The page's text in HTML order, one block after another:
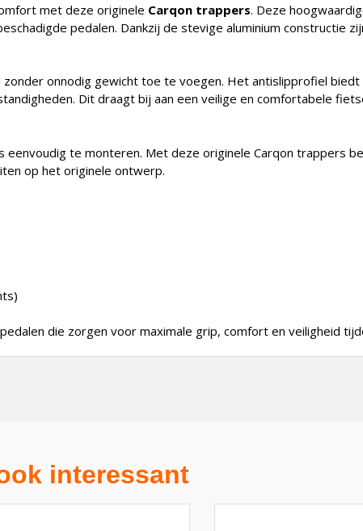
met deze originele Carqon trappers. Deze
pedalen. Dankzij de stevige aluminium constructie
onnodig gewicht toe te voegen. Het antislipprofiel
Dit draagt bij aan een veilige en comfortabele
te monteren. Met deze originele Carqon trappers
op het originele ontwerp.
die zorgen voor maximale grip, comfort en veiligheid
interessant